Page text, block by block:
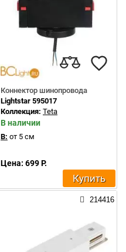
Коннектор шинопровода
Lightstar 595017
Коллекция: Teta
В наличии
В: от 5 см
Цена: 699 Р.
Купить
214416